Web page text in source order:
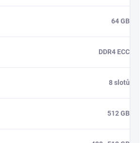
64 GB
DDR4 ECC
8 slotů
512 GB